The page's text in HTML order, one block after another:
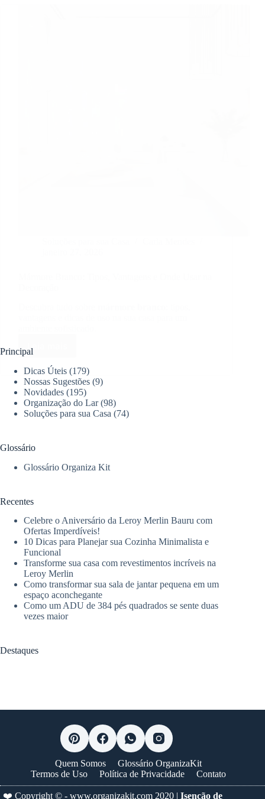
Leia mais
Tipos,
Vantagens
e
Onde
Usar
Principal
Dicas Úteis (179)
Nossas Sugestões (9)
Novidades (195)
Organização do Lar(98)
Soluções para sua Casa (74)
Glossário
Glossário Organiza Kit
Recentes
Celebre o Aniversário da Leroy Merlin Bauru com
Ofertas Imperdíveis!
10 Dicas para Planejar sua Cozinha Minimalista e
Funcional
Transforme sua casa com revestimentos incríveis na
Leroy Merlin
Como transformar sua sala de jantar pequena em um
espaço aconchegante
Como um ADU de 384 pés quadrados se sente duas
vezes maior
Destaques
Quem Somos
Glossário OrganizaKit
Termos de Uso
Política de Privacidade Contato
❤️ Copyright © - www.organizakit.com 2020 | Isenção de